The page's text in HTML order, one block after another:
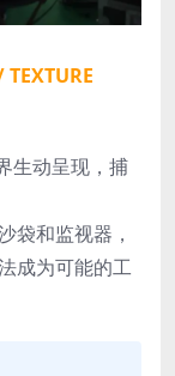
生动呈现，捕
袋和监视器，
成为可能的工